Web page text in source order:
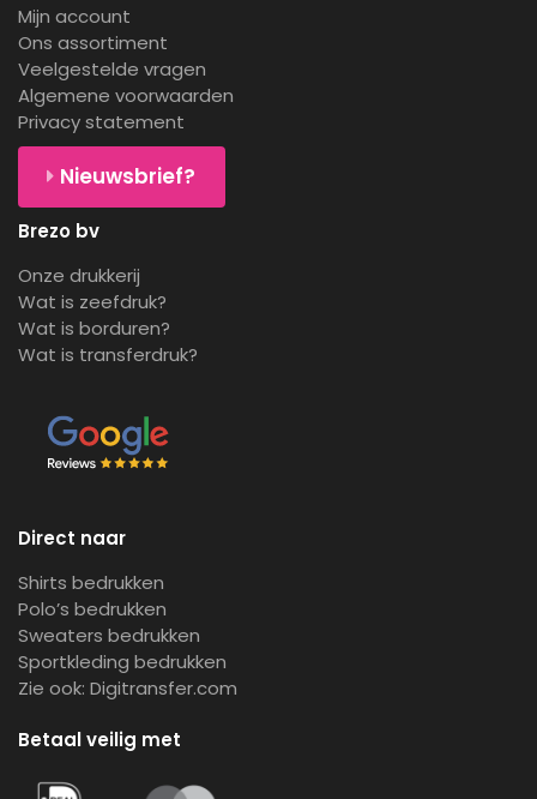
Mijn account
Ons assortiment
Veelgestelde vragen
Algemene voorwaarden
Privacy statement
Nieuwsbrief?
Brezo bv
Onze drukkerij
Wat is zeefdruk?
Wat is borduren?
Wat is transferdruk?
Direct naar
Shirts bedrukken
Polo’s bedrukken
Sweaters bedrukken
Sportkleding bedrukken
Zie ook: Digitransfer.com
Betaal veilig met